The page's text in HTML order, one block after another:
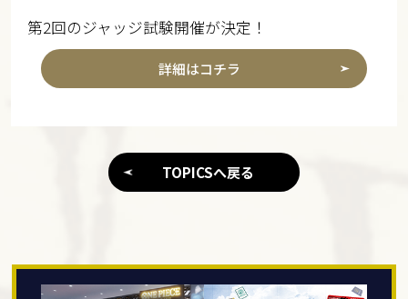
第2回のジャッジ試験開催が決定！
詳細はコチラ
TOPICSへ戻る